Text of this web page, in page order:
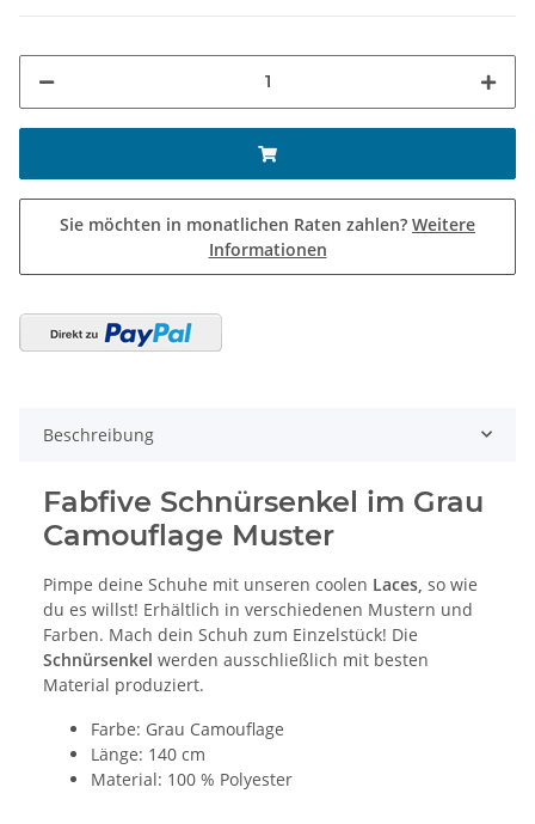
Sie möchten in monatlichen Raten zahlen? Weitere
Informationen
Beschreibung
Fabfive Schnürsenkel im Grau
Camouflage Muster
Pimpe deine Schuhe mit unseren coolen Laces, so wie
du es willst! Erhältlich in verschiedenen Mustern und
Farben. Mach dein Schuh zum Einzelstück! Die
Schnürsenkel werden ausschließlich mit besten
Material produziert.
Farbe: Grau Camouflage
Länge: 140 cm
Material: 100 % Polyester